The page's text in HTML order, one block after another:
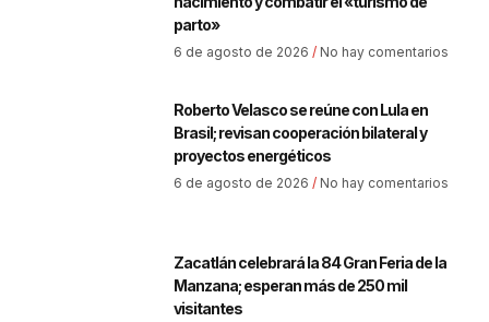
parto»
6 de agosto de 2026 No hay comentarios
Roberto Velasco se reúne con Lula en
Brasil; revisan cooperación bilateral y
proyectos energéticos
6 de agosto de 2026 No hay comentarios
Zacatlán celebrará la 84 Gran Feria de la
Manzana; esperan más de 250 mil
visitantes